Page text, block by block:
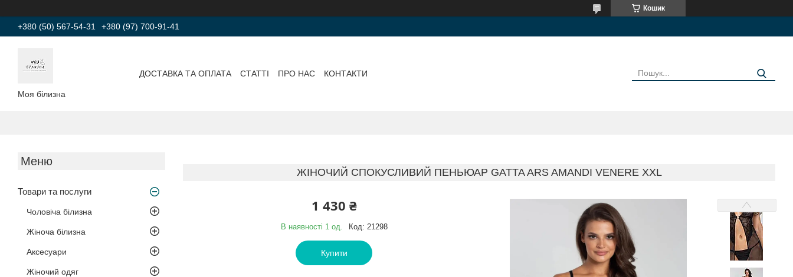
Кошик
+380 (50) 567-54-31 +380 (97) 700-91-41
Моя білизна
ДОСТАВКА ТА ОПЛАТА СТАТТІ ПРО НАС КОНТАКТИ
Товари та послуги
Чоловіча білизна
Жіноча білизна
Аксесуари
Жіночий одяг
ЖІНОЧИЙ СПОКУСЛИВИЙ ПЕНЬЮАР GATTA ARS AMANDI VENERE XXL
1 430 ₴
В наявності 1 од. Код: 21298
Купити